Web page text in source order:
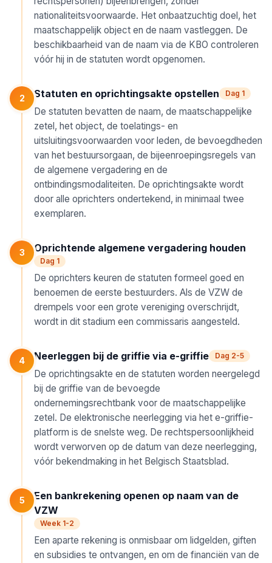
nationaliteitsvoorwaarde. Het onbaatzuchtig doel, het
maatschappelijk object en de naam vastleggen. De
beschikbaarheid van de naam via de KBO controleren
vóór hij in de statuten wordt opgenomen.
2 Statuten en oprichtingsakte opstellen Dag 1
De statuten bevatten de naam, de maatschappelijke
zetel, het object, de toelatings- en
uitsluitingsvoorwaarden voor leden, de bevoegdheden
van het bestuursorgaan, de bijeenroepingsregels van
de algemene vergadering en de
ontbindingsmodaliteiten. De oprichtingsakte wordt
door alle oprichters ondertekend, in minimaal twee
exemplaren.
3 Oprichtende algemene vergadering houden
Dag 1
De oprichters keuren de statuten formeel goed en
benoemen de eerste bestuurders. Als de VZW de
drempels voor een grote vereniging overschrijdt,
wordt in dit stadium een commissaris aangesteld.
4 Neerleggen bij de griffie via e-griffie Dag 2-5
De oprichtingsakte en de statuten worden neergelegd
bij de griffie van de bevoegde
ondernemingsrechtbank voor de maatschappelijke
zetel. De elektronische neerlegging via het e-griffie-
platform is de snelste weg. De rechtspersoonlijkheid
wordt verworven op de datum van deze neerlegging,
vóór bekendmaking in het Belgisch Staatsblad.
5
Een bankrekening openen op naam van de
VZW
Week 1-2
Een aparte rekening is onmisbaar om lidgelden, giften
en subsidies te ontvangen, en om de financiën van de